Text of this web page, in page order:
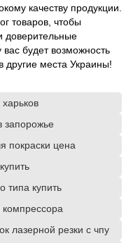
качеству продукции.
товаров, чтобы
доверительные
будет возможность
другие места Украины!
запорожье
покраски цена
типа купить
компрессора
лазерной резки с чпу